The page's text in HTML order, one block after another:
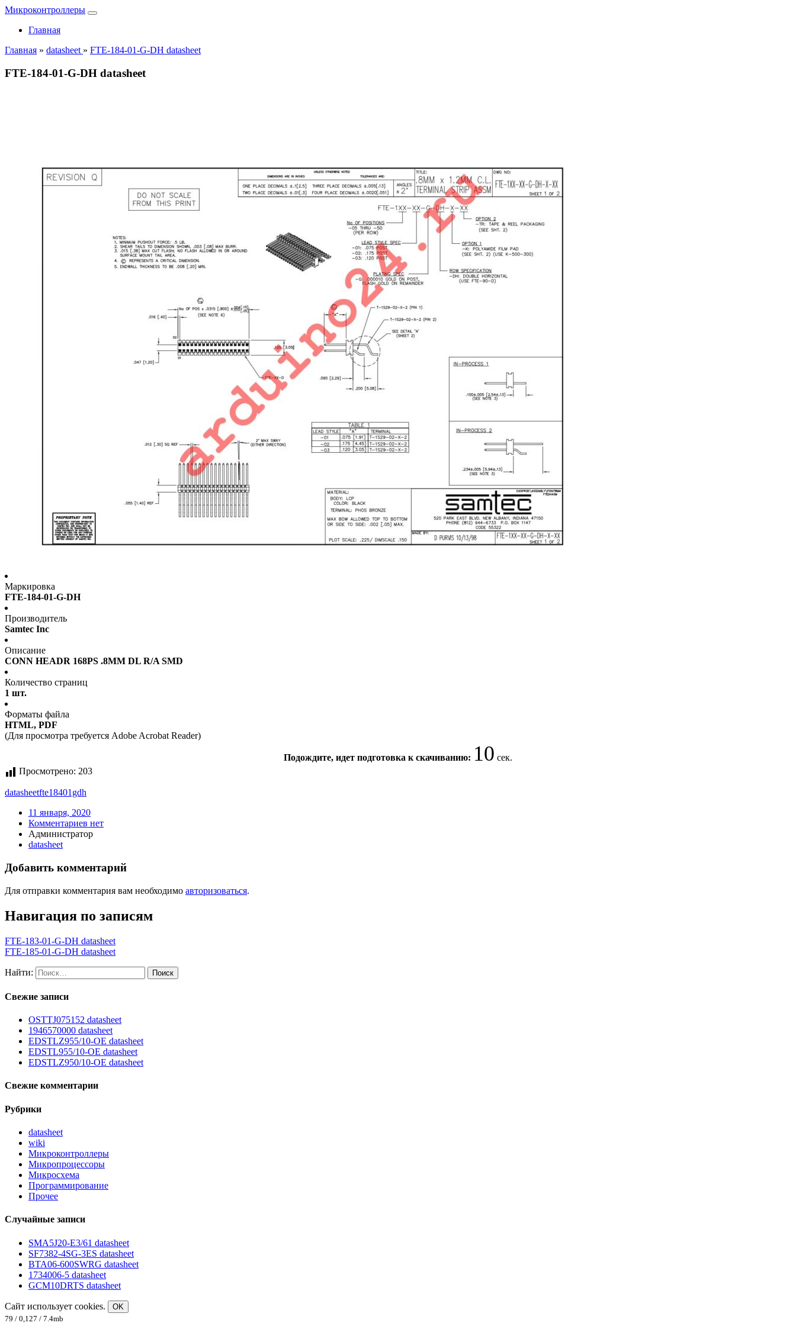
Микроконтроллеры
Главная
Главная » datasheet » FTE-184-01-G-DH datasheet
FTE-184-01-G-DH datasheet
Маркировка
FTE-184-01-G-DH
Производитель
Samtec Inc
Описание
CONN HEADR 168PS .8MM DL R/A SMD
Количество страниц
1 шт.
Форматы файла
HTML, PDF
(Для просмотра требуется Adobe Acrobat Reader)
Подождите, идет подготовка к скачиванию:9сек.
Просмотрено: 203
datasheetfte18401gdh
11 января, 2020
Комментариев нет
Администратор
datasheet
Добавить комментарий
Для отправки комментария вам необходимо авторизоваться.
Навигация по записям
FTE-183-01-G-DH datasheet
FTE-185-01-G-DH datasheet
Найти:
Свежие записи
OSTTJ075152 datasheet
1946570000 datasheet
EDSTLZ955/10-OE datasheet
EDSTL955/10-OE datasheet
EDSTLZ950/10-OE datasheet
Свежие комментарии
Рубрики
datasheet
wiki
Микроконтроллеры
Микропроцессоры
Микросхема
Программирование
Прочее
Случайные записи
SMA5J20-E3/61 datasheet
SF7382-4SG-3ES datasheet
BTA06-600SWRG datasheet
1734006-5 datasheet
GCM10DRTS datasheet
Сайт использует cookies.
OK
79 / 0,127 / 7.4mb